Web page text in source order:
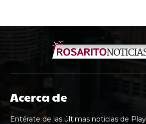
Acerca de
Entérate de las últimas noticias de